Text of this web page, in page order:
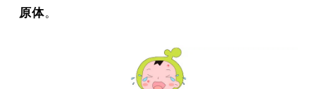
原体。